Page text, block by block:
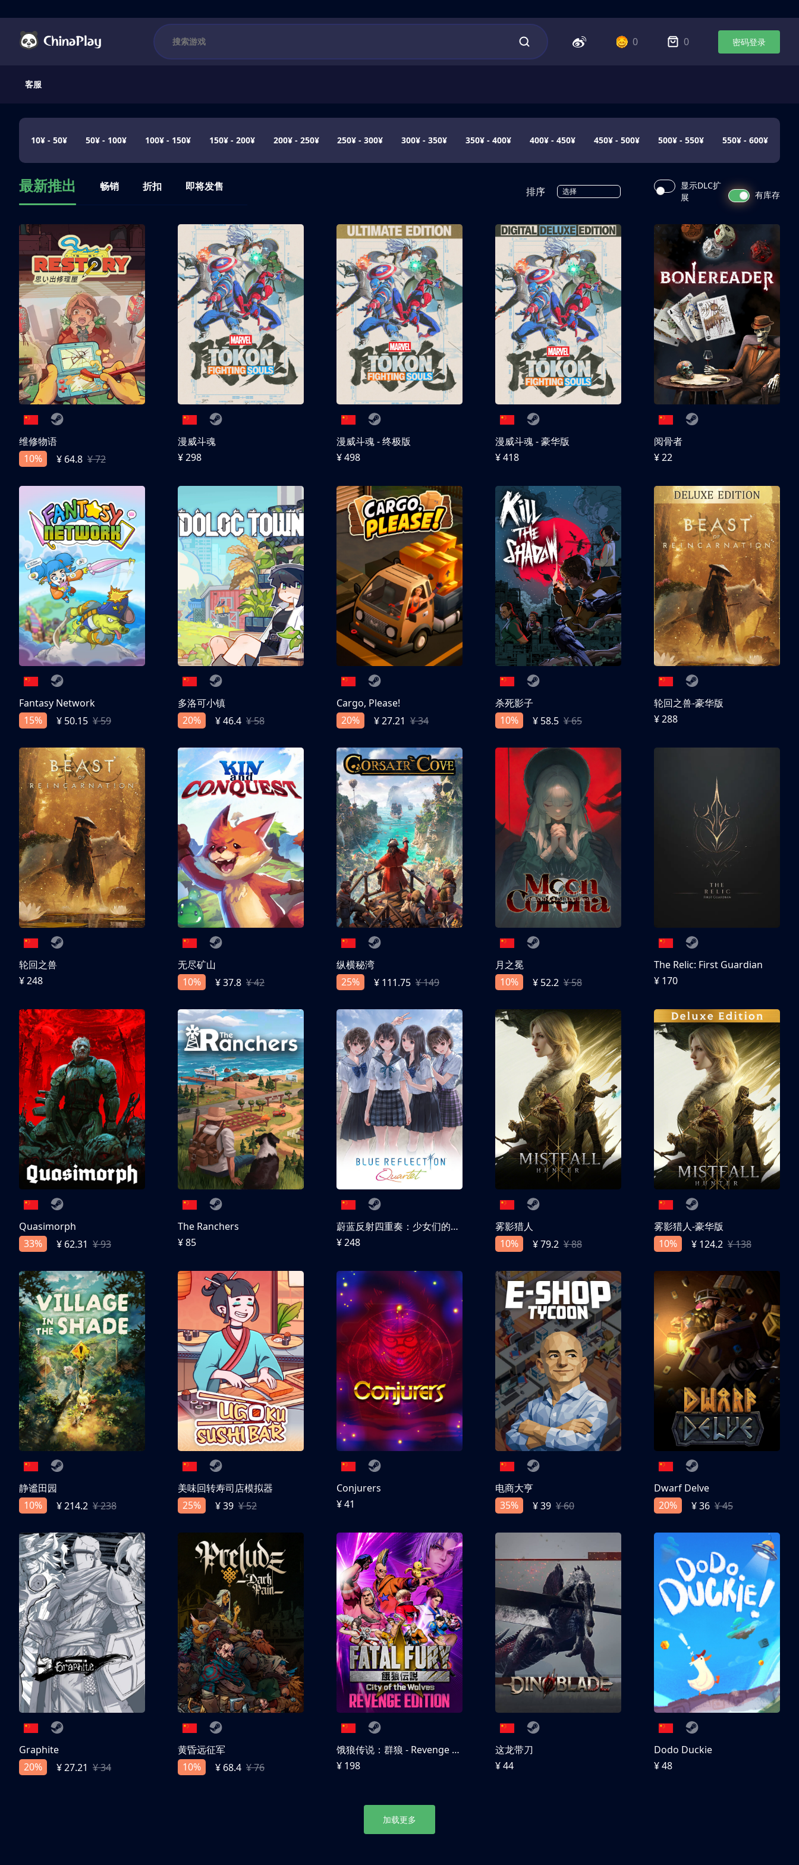
0 0 密码登录
客服
10¥ - 50¥ 50¥ - 100¥ 100¥ - 150¥ 150¥ - 200¥ 200¥ - 250¥ 250¥ - 300¥ 300¥ - 350¥ 350¥ - 400¥ 400¥ - 450¥ 450¥ - 500¥ 500¥ - 550¥ 550¥ - 600¥
最新推出 畅销 折扣 即将发售 排序 选择
显示DLC扩
展
有库存
维修物语
10%
¥ 64.8 ¥ 72
漫威斗魂
¥ 298
漫威斗魂 - 终极版
¥ 498
漫威斗魂 - 豪华版
¥ 418
阅骨者
¥ 22
Fantasy Network
15%
¥ 50.15 ¥ 59
多洛可小镇
20%
¥ 46.4 ¥ 58
Cargo, Please!
20%
¥ 27.21 ¥ 34
杀死影子
10%
¥ 58.5 ¥ 65
轮回之兽-豪华版
¥ 288
轮回之兽
¥ 248
无尽矿山
10%
¥ 37.8 ¥ 42
纵横秘湾
25%
¥ 111.75 ¥ 149
月之冕
10%
¥ 52.2 ¥ 58
The Relic: First Guardian
¥ 170
Quasimorph
33%
¥ 62.31 ¥ 93
The Ranchers
¥ 85
蔚蓝反射四重奏：少女们的奇迹
¥ 248
雾影猎人
10%
¥ 79.2 ¥ 88
雾影猎人-豪华版
10%
¥ 124.2 ¥ 138
静谧田园
10%
¥ 214.2 ¥ 238
美味回转寿司店模拟器
25%
¥ 39 ¥ 52
Conjurers
¥ 41
电商大亨
35%
¥ 39 ¥ 60
Dwarf Delve
20%
¥ 36 ¥ 45
Graphite
20%
¥ 27.21 ¥ 34
黄昏远征军
10%
¥ 68.4 ¥ 76
饿狼传说：群狼 - Revenge Edition
¥ 198
这龙带刀
¥ 44
Dodo Duckie
¥ 48
加载更多